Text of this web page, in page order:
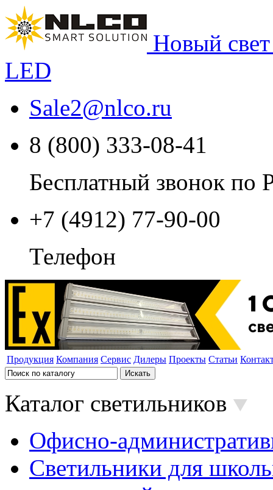
Новый
LED
Sale2@nlco.ru
8 (800) 333-08-41
Бесплатный звонок по
+7 (4912) 77-90-00
Телефон
Продукция Компания Сервис Дилеры Проекты Статьи
Каталог светильников
Офисно-
Светильники для